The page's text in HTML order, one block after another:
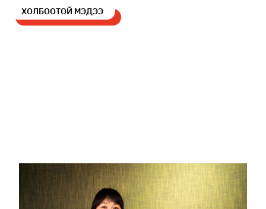
ХОЛБООТОЙ МЭДЭЭ